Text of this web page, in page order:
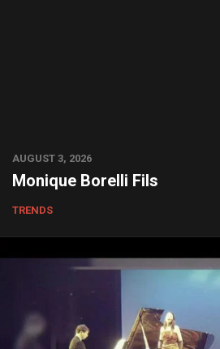
AUGUST 3, 2026
Monique Borelli Fils
TRENDS